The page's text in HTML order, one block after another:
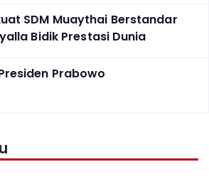
SDM Muaythai Berstandar
Bidik Prestasi Dunia
Prabowo